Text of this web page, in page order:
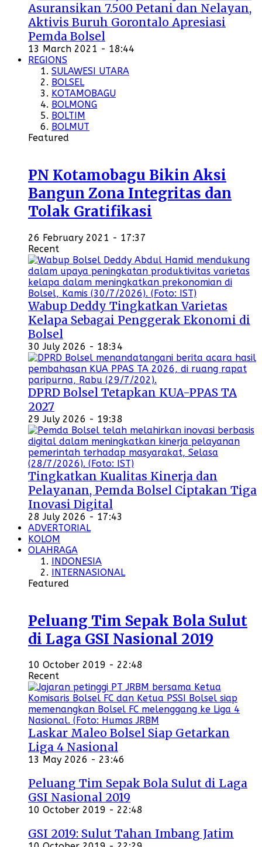
Asuransikan 7.500 Petani dan Nelayan,
Aktivis Buruh Gorontalo Apresiasi
Pemda Bolsel
13 March 2021 - 18:44
REGIONS
SULAWESI UTARA
BOLSEL
KOTAMOBAGU
BOLMONG
BOLTIM
BOLMUT
Featured
PN Kotamobagu Bikin Aksi
Bangun Zona Integritas dan
Tolak Gratifikasi
26 February 2021 - 17:37
Recent
Wabup Deddy Tingkatkan Varietas
Kelapa Sebagai Penggerak Ekonomi di
Bolsel
30 July 2026 - 18:34
DPRD Bolsel Tetapkan KUA-PPAS TA
2027
29 July 2026 - 19:38
Tingkatkan Kualitas Kinerja dan
Pelayanan, Pemda Bolsel Ciptakan Tiga
Inovasi Digital
28 July 2026 - 17:43
ADVERTORIAL
KOLOM
OLAHRAGA
INDONESIA
INTERNASIONAL
Featured
Peluang Tim Sepak Bola Sulut
di Laga GSI Nasional 2019
10 October 2019 - 22:48
Recent
Laskar Maleo Bolsel Siap Getarkan
Liga 4 Nasional
13 May 2026 - 23:46
Peluang Tim Sepak Bola Sulut di Laga
GSI Nasional 2019
10 October 2019 - 22:48
GSI 2019: Sulut Tahan Imbang Jatim